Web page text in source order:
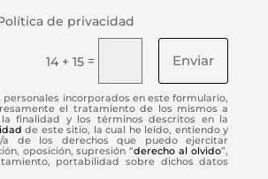
de privacidad
14 + 15 = Enviar
personales incorporados en este formulario,
el tratamiento de los mismos a
la finalidad y los términos descritos en la
de este sitio, la cual he leído, entiendo y
a de los derechos que puedo ejercitar
oposición, supresión “derecho al olvido”,
portabilidad sobre dichos datos